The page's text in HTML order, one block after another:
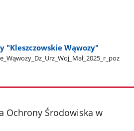
"Kleszczowskie Wąwozy"
Ochrony Środowiska w